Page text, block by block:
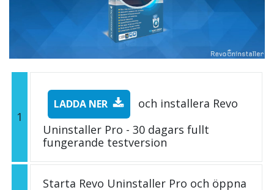
1
LADDA NER
och installera Revo
Uninstaller Pro - 30 dagars fullt
fungerande testversion
Starta Revo Uninstaller Pro och öppna